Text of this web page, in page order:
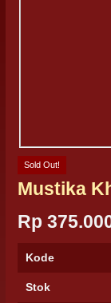
Sold Out!
Mustika
Rp
Kode
Stok